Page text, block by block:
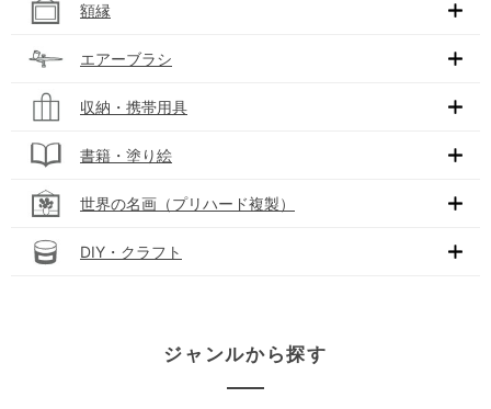
額縁
エアーブラシ
収納・携帯用具
書籍・塗り絵
世界の名画（プリハード複製）
DIY・クラフト
ジャンルから探す